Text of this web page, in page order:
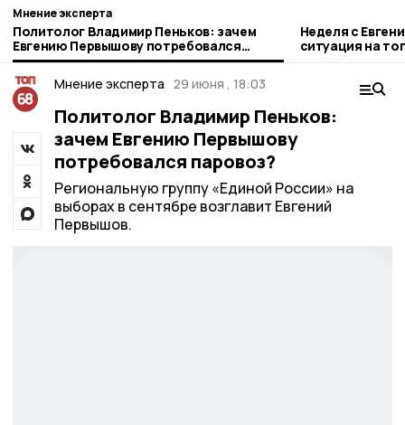
Мнение эксперта
Политолог Владимир Пеньков: зачем
Евгению Первышову потребовался
паровоз?
Неделя с
ситуация на
городе и
Мнение эксперта 29 июня , 18:03
Политолог Владимир Пеньков:
зачем Евгению Первышову
потребовался паровоз?
Региональную группу «Единой России» на
выборах в сентябре возглавит Евгений
Первышов.